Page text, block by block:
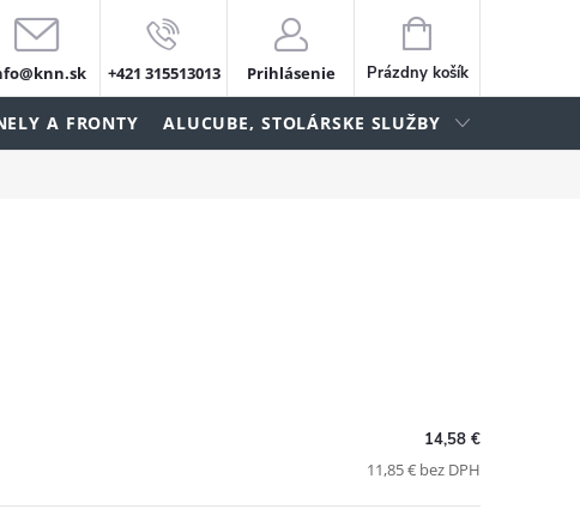
+421 315513013 Prihlásenie
NÁKUPNÝ
KOŠÍK
Prázdny košík
A FRONTY ALUCUBE, STOLÁRSKE SLUŽBY
14,58 €
11,85 € bez DPH